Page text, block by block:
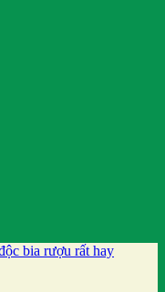
bia rượu rất hay